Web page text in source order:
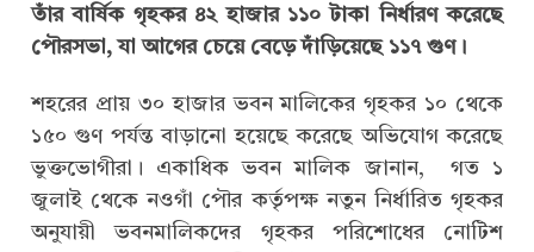
তাঁর বার্ষিক গৃহকর ৪২ হাজার ১১০ টাকা নির্ধারণ করেছে
পৌরসভা, যা আগের চেয়ে বেড়ে দাঁড়িয়েছে ১১৭ গুণ।
শহরের প্রায় ৩০ হাজার ভবন মালিকের গৃহকর ১০ থেকে
১৫০ গুণ পর্যন্ত বাড়ানো হয়েছে করেছে অভিযোগ করেছে
ভুক্তভোগীরা। একাধিক ভবন মালিক জানান, গত ১
জুলাই থেকে নওগাঁ পৌর কর্তৃপক্ষ নতুন নির্ধারিত গৃহকর
অনুযায়ী ভবনমালিকদের গৃহকর পরিশোধের নোটিশ